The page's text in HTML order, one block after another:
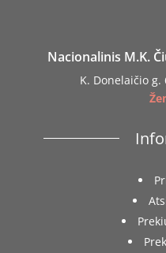
Nacionalinis M.K.
K. Donelaičio g.